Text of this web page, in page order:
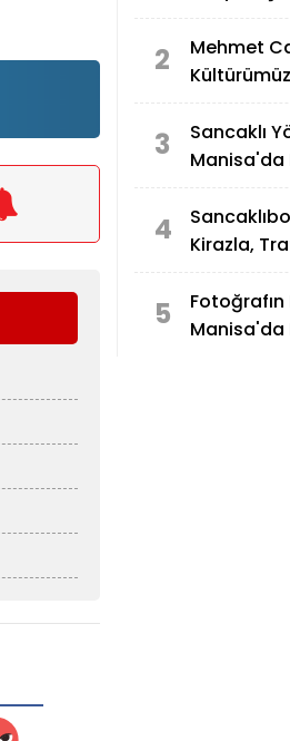
2
Mehmet
3
Sancaklı
Manisa'da
4
Kirazla,
5
Manisa'da